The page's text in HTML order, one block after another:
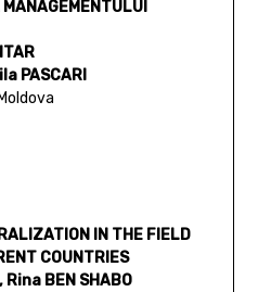
PASCARI
IN THE FIELD
COUNTRIES
Rina BEN SHABO